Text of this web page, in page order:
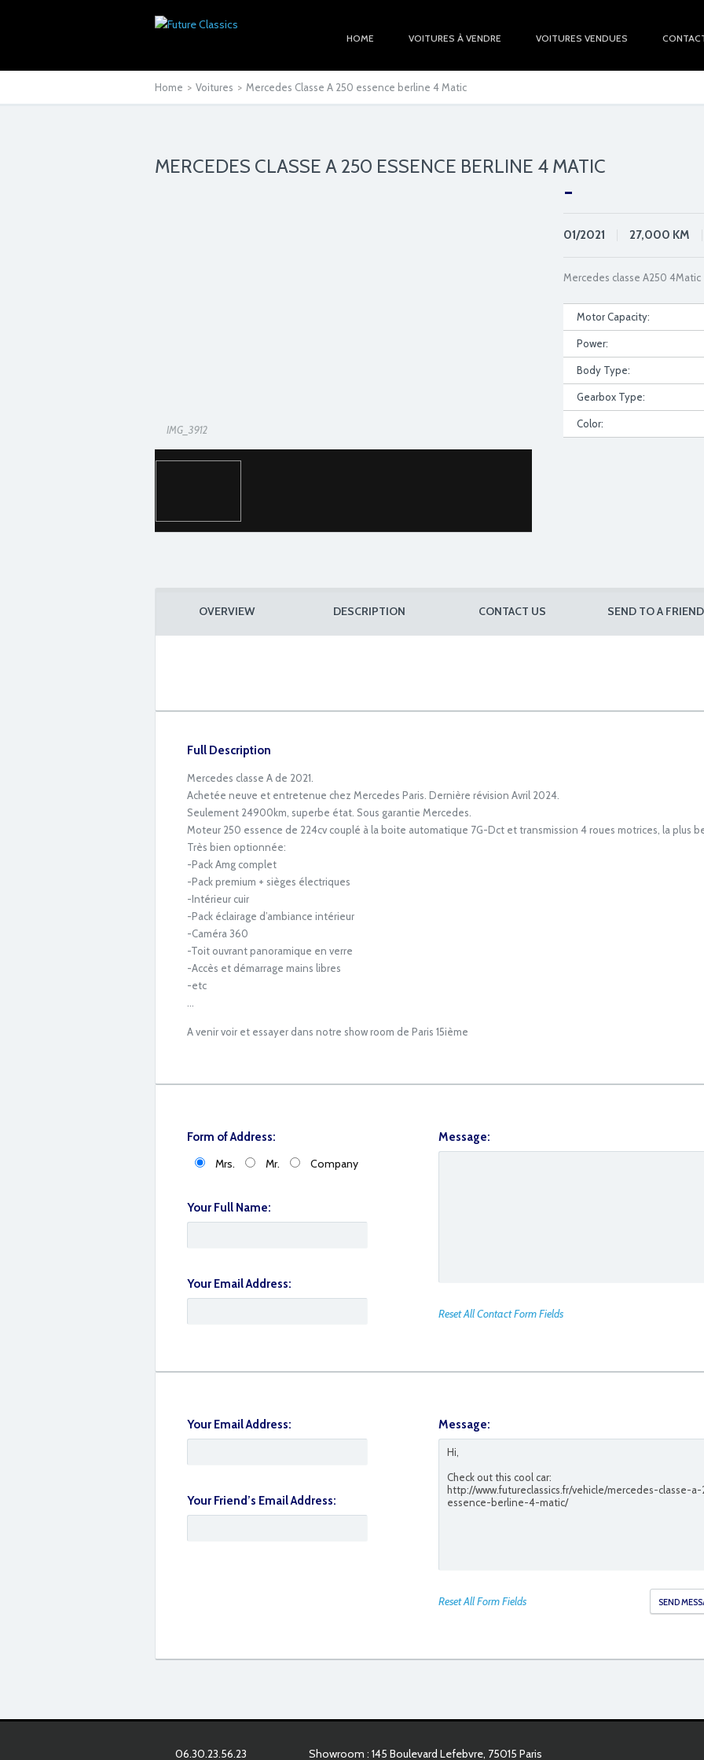
HOME VOITURES À VENDRE VOITURES VENDUES
Home > Voitures > Mercedes Classe A 250 essence berline 4 Matic
MERCEDES CLASSE A 250 ESSENCE BERLINE 4 MATIC
IMG_3912
IMG_3929
-
01/2021 27,000 KM
Mercedes classe A250 4Matic
Motor Capacity:
Power:
Body Type:
Gearbox Type:
Color:
OVERVIEW DESCRIPTION CONTACT US SEND TO A FRIEND
Full Description
Mercedes classe A de 2021.
Achetée neuve et entretenue chez Mercedes Paris. Dernière révision Avril 2024.
Seulement 24900km, superbe état. Sous garantie Mercedes.
Moteur 250 essence de 224cv couplé à la boite automatique 7G-Dct et transmission 4 roues motrices, la plus
Très bien optionnée:
-Pack Amg complet
-Pack premium + sièges électriques
-Intérieur cuir
-Pack éclairage d’ambiance intérieur
-Caméra 360
-Toit ouvrant panoramique en verre
-Accès et démarrage mains libres
-etc
A venir voir et essayer dans notre show room de Paris 15ième
Form of Address:
Mrs.
Mr. Company
Your Full Name:
Your Email Address:
Message:
Reset All Contact Form Fields
Your Email Address:
Your Friend’s Email Address:
Message:
Reset All Form Fields
06.30.23.56.23 Showroom : 145 Boulevard Lefebvre, 75015 Paris